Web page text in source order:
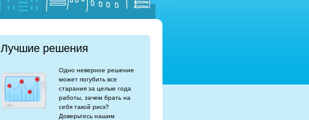
Лучшие решения
Одно неверное решение
может погубить все
старания за целые года
работы, зачем брать на
себя такой риск?
Доверьтесь нашим